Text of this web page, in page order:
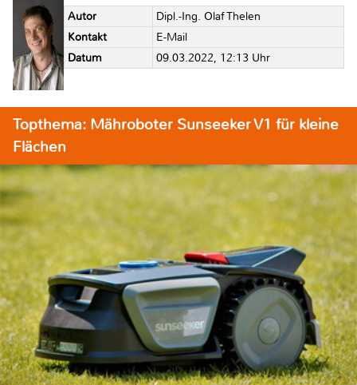
Autor
Dipl.-Ing. Olaf Thelen
Kontakt
E-Mail
Datum
09.03.2022, 12:13 Uhr
Topthema: Mähroboter Sunseeker V1 für kleine
Flächen